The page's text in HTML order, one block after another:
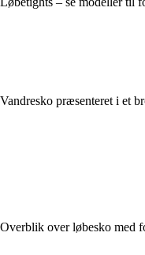
Vandresko præsenteret i et
Overblik over løbesko med